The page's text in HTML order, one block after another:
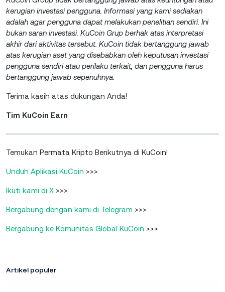
kerugian investasi pengguna. Informasi yang kami sediakan
adalah agar pengguna dapat melakukan penelitian sendiri. Ini
bukan saran investasi. KuCoin Grup berhak atas interpretasi
akhir dari aktivitas tersebut. KuCoin tidak bertanggung jawab
atas kerugian aset yang disebabkan oleh keputusan investasi
pengguna sendiri atau perilaku terkait, dan pengguna harus
bertanggung jawab sepenuhnya.
Terima kasih atas dukungan Anda!
Tim KuCoin Earn
Temukan Permata Kripto Berikutnya di KuCoin!
Unduh Aplikasi KuCoin >>>
Ikuti kami di X >>>
Bergabung dengan kami di Telegram >>>
Bergabung ke Komunitas Global KuCoin >>>
Artikel populer